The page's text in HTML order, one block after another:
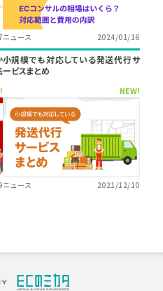
ニュース 2024/01/16
小規模でも対応している発送代行サ
ービスまとめ
NEW!
ニュース 2021/12/10